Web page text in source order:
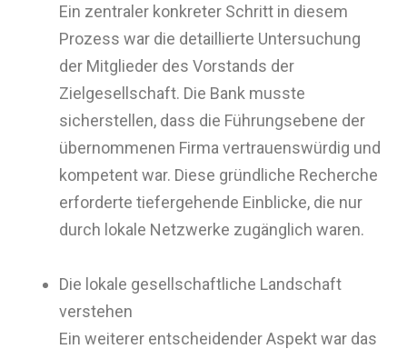
Ein zentraler konkreter Schritt in diesem
Prozess war die detaillierte Untersuchung
der Mitglieder des Vorstands der
Zielgesellschaft. Die Bank musste
sicherstellen, dass die Führungsebene der
übernommenen Firma vertrauenswürdig und
kompetent war. Diese gründliche Recherche
erforderte tiefergehende Einblicke, die nur
durch lokale Netzwerke zugänglich waren.
Die lokale gesellschaftliche Landschaft
verstehen
Ein weiterer entscheidender Aspekt war das